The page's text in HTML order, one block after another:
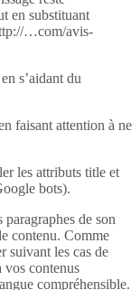
en substituant
…com/avis-
s’aidant du
faisant attention à ne
les attributs title et
bots).
de son
contenu. Comme
suivant les cas de
vos contenus
compréhensible.